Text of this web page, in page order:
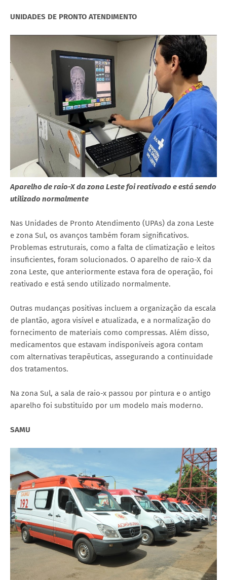
UNIDADES DE PRONTO ATENDIMENTO
Aparelho de raio-X da zona Leste foi reativado e está sendo
utilizado normalmente
Nas Unidades de Pronto Atendimento (UPAs) da zona Leste
e zona Sul, os avanços também foram significativos.
Problemas estruturais, como a falta de climatização e leitos
insuficientes, foram solucionados. O aparelho de raio-X da
zona Leste, que anteriormente estava fora de operação, foi
reativado e está sendo utilizado normalmente.
Outras mudanças positivas incluem a organização da escala
de plantão, agora visível e atualizada, e a normalização do
fornecimento de materiais como compressas. Além disso,
medicamentos que estavam indisponíveis agora contam
com alternativas terapêuticas, assegurando a continuidade
dos tratamentos.
Na zona Sul, a sala de raio-x passou por pintura e o antigo
aparelho foi substituído por um modelo mais moderno.
SAMU